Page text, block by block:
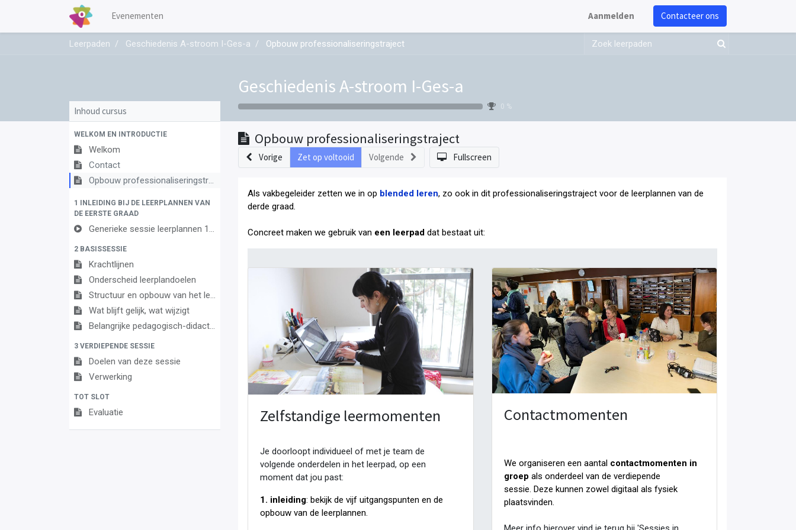
Evenementen Aanmelden Contacteer ons
Leerpaden Geschiedenis A-stroom I-Ges-a Opbouw professionaliseringstraject
Geschiedenis A-stroom I-Ges-a
0 %
Inhoud cursus
WELKOM EN INTRODUCTIE
Welkom
Contact
Opbouw professionaliseringstraject
1 INLEIDING BIJ DE LEERPLANNEN VAN
DE EERSTE GRAAD
Generieke sessie leerplannen 1ste graad
2 BASISSESSIE
Krachtlijnen
Onderscheid leerplandoelen
Structuur en opbouw van het leerplan
Wat blijft gelijk, wat wijzigt
Belangrijke pedagogisch-didactische aandachtspunten
3 VERDIEPENDE SESSIE
Doelen van deze sessie
Verwerking
TOT SLOT
Evaluatie
Opbouw professionaliseringstraject
Vorige Zet op voltooid Volgende Fullscreen
Als vakbegeleider zetten we in op blended leren, zo ook in dit professionaliseringstraject voor de leerplannen van de
derde graad
Concreet maken we gebruik van een leerpad dat bestaat uit:
Zelfstandige leermomenten
Je doorloopt individueel of met je team de
volgende onderdelen in het leerpad, op een
moment dat jou past:
1. inleiding: bekijk de vijf uitgangspunten en de
opbouw van de leerplannen.
Contactmomenten
We organiseren een aantal contactmomenten in
groep als onderdeel van de verdiepende
sessie. Deze kunnen zowel digitaal als fysiek
plaatsvinden.